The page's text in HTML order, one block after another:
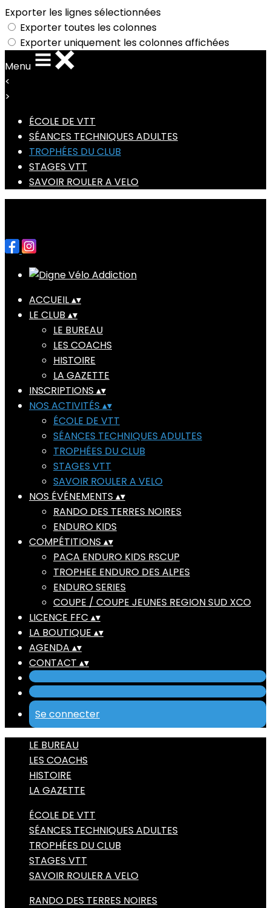
Exporter les lignes sélectionnées
Exporter toutes les colonnes
Exporter uniquement les colonnes affichées
Menu
<
>
ÉCOLE DE VTT
SÉANCES TECHNIQUES ADULTES
TROPHÉES DU CLUB
STAGES VTT
SAVOIR ROULER A VELO
ACCUEIL▴▾
LE CLUB ▴▾
LE BUREAU
LES COACHS
HISTOIRE
LA GAZETTE
INSCRIPTIONS ▴▾
NOS ACTIVITÉS ▴▾
ÉCOLE DE VTT
SÉANCES TECHNIQUES ADULTES
TROPHÉES DU CLUB
STAGES VTT
SAVOIR ROULER A VELO
NOS ÉVÉNEMENTS ▴▾
RANDO DES TERRES NOIRES
ENDURO KIDS
COMPÉTITIONS ▴▾
PACA ENDURO KIDS RSCUP
TROPHEE ENDURO DES ALPES
ENDURO SERIES
COUPE / COUPE JEUNES REGION SUD XCO
LICENCE FFC ▴▾
LA BOUTIQUE ▴▾
AGENDA ▴▾
CONTACT ▴▾
Se connecter
LE BUREAU
LES COACHS
HISTOIRE
LA GAZETTE
ÉCOLE DE VTT
SÉANCES TECHNIQUES ADULTES
TROPHÉES DU CLUB
STAGES VTT
SAVOIR ROULER A VELO
RANDO DES TERRES NOIRES